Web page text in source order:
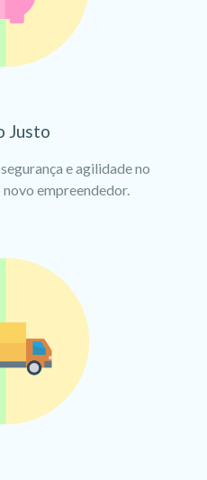
Justo
e agilidade no
empreendedor.